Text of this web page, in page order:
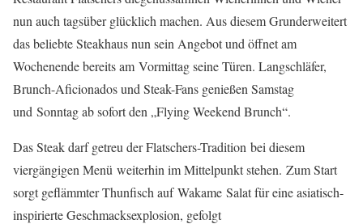
nun auch tagsüber glücklich machen. Aus diesem Grunderweitert
das beliebte Steakhaus nun sein Angebot und öffnet am
Wochenende bereits am Vormittag seine Türen. Langschläfer,
Brunch-Aficionados und Steak-Fans genießen Samstag
und Sonntag ab sofort den „Flying Weekend Brunch“.
Das Steak darf getreu der Flatschers-Tradition bei diesem
viergängigen Menü weiterhin im Mittelpunkt stehen. Zum Start
sorgt geflämmter Thunfisch auf Wakame Salat für eine asiatisch-
inspirierte Geschmacksexplosion, gefolgt